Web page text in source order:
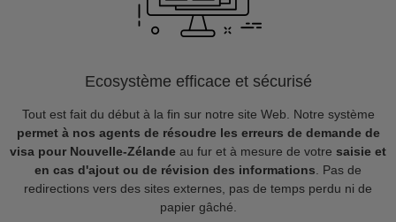
Ecosystème efficace et sécurisé
Tout est fait du début à la fin sur notre site Web. Notre système
permet à nos agents de résoudre les erreurs de demande de
visa pour Nouvelle-Zélande au fur et à mesure de votre saisie et
en cas d'ajout ou de révision des informations . Pas de
redirections vers des sites externes, pas de temps perdu ni de
papier gâché.